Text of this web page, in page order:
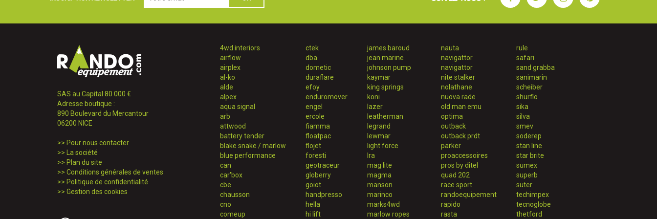
SAS au Capital 80 000 €
Adresse boutique :
890 Boulevard du Mercantour
06200 NICE
>> Pour nous contacter
>>
La société
>> Plan du site
>> Conditions générales de ventes
>> Politique de confidentialité
>> Gestion des cookies
4wd interiors
airflow
airplex
al-ko
alde
alpex
aqua signal
arb
attwood
battery tender
blake snake / marlow
blue performance
can
car'box
cbe
chausson
cno
comeup
ctek
dba
dometic
duraflare
efoy
enduromover
engel
ercole
fiamma
floatpac
flojet
foresti
geotraceur
globerry
goiot
handpresso
hella
hi lift
james baroud
jean marine
johnson pump
kaymar
king springs
koni
lazer
leatherman
legrand
lewmar
light force
lra
mag lite
magma
manson
marinco
marks4wd
marlow ropes
nauta
navigattor
navigattor
nite stalker
nolathane
nuova rade
old man emu
optima
outback
outback prdt
parker
proaccessoires
pros by ditel
quad 202
race sport
randoequipement
rapido
rasta
rule
safari
sand grabba
sanimarin
scheiber
shurflo
sika
silva
smev
soderep
stan line
star brite
sumex
superb
suter
techimpex
tecnoglobe
thetford